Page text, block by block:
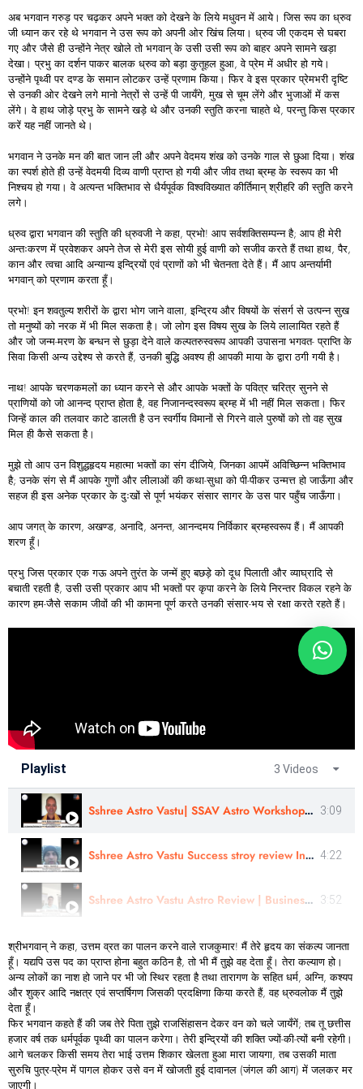
अब भगवान गरुड़ पर चढ़कर अपने भक्त को देखने के लिये मधुवन में आये। जिस रूप का ध्रुव
जी ध्यान कर रहे थे भगवान ने उस रूप को अपनी ओर खिंच लिया। ध्रुव जी एकदम से घबरा
गए और जैसे ही उन्होंने नेत्र खोले तो भगवान् के उसी उसी रूप को बाहर अपने सामने खड़ा
देखा। प्रभु का दर्शन पाकर बालक ध्रुव को बड़ा कुतूहल हुआ, वे प्रेम में अधीर हो गये।
उन्होंने पृथ्वी पर दण्ड के समान लोटकर उन्हें प्रणाम किया। फिर वे इस प्रकार प्रेमभरी दृष्टि
से उनकी ओर देखने लगे मानो नेत्रों से उन्हें पी जायँगे, मुख से चूम लेंगे और भुजाओं में कस
लेंगे। वे हाथ जोड़े प्रभु के सामने खड़े थे और उनकी स्तुति करना चाहते थे, परन्तु किस प्रकार
करें यह नहीं जानते थे।
भगवान ने उनके मन की बात जान ली और अपने वेदमय शंख को उनके गाल से छुआ दिया। शंख
का स्पर्श होते ही उन्हें वेदमयी दिव्य वाणी प्राप्त हो गयी और जीव तथा ब्रम्ह के स्वरूप का भी
निश्चय हो गया। वे अत्यन्त भक्तिभाव से धैर्यपूर्वक विश्वविख्यात कीर्तिमान् श्रीहरि की स्तुति करने
लगे।
ध्रुव द्वारा भगवान की स्तुति की ध्रुवजी ने कहा, प्रभो! आप सर्वशक्तिसम्पन्न है; आप ही मेरी
अन्तःकरण में प्रवेशकर अपने तेज से मेरी इस सोयी हुई वाणी को सजीव करते हैं तथा हाथ, पैर,
कान और त्वचा आदि अन्यान्य इन्द्रियों एवं प्राणों को भी चेतनता देते हैं। मैं आप अन्तर्यामी
भगवान् को प्रणाम करता हूँ।
प्रभो! इन शवतुल्य शरीरों के द्वारा भोग जाने वाला, इन्द्रिय और विषयों के संसर्ग से उत्पन्न सुख
तो मनुष्यों को नरक में भी मिल सकता है। जो लोग इस विषय सुख के लिये लालायित रहते हैं
और जो जन्म-मरण के बन्धन से छुड़ा देने वाले कल्पतरुस्वरूप आपकी उपासना भगवत- प्राप्ति के
सिवा किसी अन्य उद्देश्य से करते हैं, उनकी बुद्धि अवश्य ही आपकी माया के द्वारा ठगी गयी है।
नाथ! आपके चरणकमलों का ध्यान करने से और आपके भक्तों के पवित्र चरित्र सुनने से
प्राणियों को जो आनन्द प्राप्त होता है, वह निजानन्दस्वरूप ब्रम्ह में भी नहीं मिल सकता। फिर
जिन्हें काल की तलवार काटे डालती है उन स्वर्गीय विमानों से गिरने वाले पुरुषों को तो वह सुख
मिल ही कैसे सकता है।
मुझे तो आप उन विशुद्धहृदय महात्मा भक्तों का संग दीजिये, जिनका आपमें अविच्छिन्न भक्तिभाव
है; उनके संग से मैं आपके गुणों और लीलाओं की कथा-सुधा को पी-पीकर उन्मत्त हो जाऊँगा और
सहज ही इस अनेक प्रकार के दुःखों से पूर्ण भयंकर संसार सागर के उस पार पहुँच जाऊँगा।
आप जगत् के कारण, अखण्ड, अनादि, अनन्त, आनन्दमय निर्विकार ब्रम्हस्वरूप हैं। मैं आपकी
शरण हूँ।
प्रभु जिस प्रकार एक गऊ अपने तुरंत के जन्में हुए बछड़े को दूध पिलाती और व्याघ्रादि से
बचाती रहती है, उसी उसी प्रकार आप भी भक्तों पर कृपा करने के लिये निरन्तर विकल रहने के
कारण हम-जैसे सकाम जीवों की भी कामना पूर्ण करते उनकी संसार-भय से रक्षा करते रहते हैं।
Playlist 3 Videos
Sshree Astro Vastu| SSAV Astro Workshop & Panchang Rahasyam Course Review | Astro- Kishor Konkane Ji 3:09
Sshree Astro Vastu Success stroy review In Hindi - Astro Harshit Ji 4:22
Sshree Astro Vastu Astro Review | Business Consultation |Astro - Jitendra Vijay Singh Ji In Hindi 3:52
श्रीभगवान् ने कहा, उत्तम व्रत का पालन करने वाले राजकुमार! मैं तेरे हृदय का संकल्प जानता
हूँ। यद्यपि उस पद का प्राप्त होना बहुत कठिन है, तो भी मैं तुझे वह देता हूँ। तेरा कल्याण हो।
अन्य लोकों का नाश हो जाने पर भी जो स्थिर रहता है तथा तारागण के सहित धर्म, अग्नि, कश्यप
और शुक्र आदि नक्षत्र एवं सप्तर्षिगण जिसकी प्रदक्षिणा किया करते हैं, वह ध्रुवलोक मैं तुझे
देता हूँ।
फिर भगवान कहते हैं की जब तेरे पिता तुझे राजसिंहासन देकर वन को चले जायँगें; तब तू छत्तीस
हजार वर्ष तक धर्मपूर्वक पृथ्वी का पालन करेगा। तेरी इन्द्रियों की शक्ति ज्यों-की-त्यों बनी रहेगी।
आगे चलकर किसी समय तेरा भाई उत्तम शिकार खेलता हुआ मारा जायगा, तब उसकी माता
सुरुचि पुत्र-प्रेम में पागल होकर उसे वन में खोजती हुई दावानल (जंगल की आग) में जलकर मर
जाएगी।